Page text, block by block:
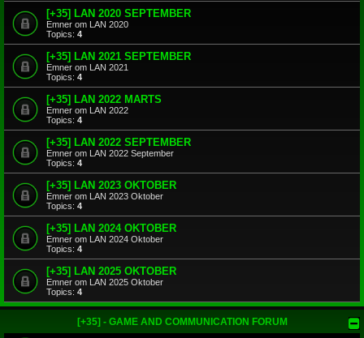
[+35] LAN 2020 SEPTEMBER
Emner om LAN 2020
Topics: 4
[+35] LAN 2021 SEPTEMBER
Emner om LAN 2021
Topics: 4
[+35] LAN 2022 MARTS
Emner om LAN 2022
Topics: 4
[+35] LAN 2022 SEPTEMBER
Emner om LAN 2022 September
Topics: 4
[+35] LAN 2023 OKTOBER
Emner om LAN 2023 Oktober
Topics: 4
[+35] LAN 2024 OKTOBER
Emner om LAN 2024 Oktober
Topics: 4
[+35] LAN 2025 OKTOBER
Emner om LAN 2025 Oktober
Topics: 4
[+35] - GAME AND COMMUNICATION FORUM